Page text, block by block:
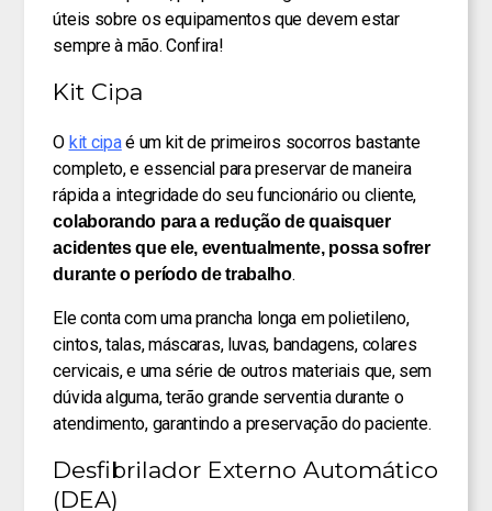
úteis sobre os equipamentos que devem estar
sempre à mão. Confira!
Kit Cipa
O kit cipaé um kit de primeiros socorros bastante
completo, e essencial para preservar de maneira
rápida a integridade do seu funcionário ou cliente,
colaborando para a redução de quaisquer
acidentes que ele, eventualmente, possa sofrer
durante o período de trabalho.
Ele conta com uma prancha longa em polietileno,
cintos, talas, máscaras, luvas, bandagens, colares
cervicais, e uma série de outros materiais que, sem
dúvida alguma, terão grande serventia durante o
atendimento, garantindo a preservação do paciente.
Desfibrilador Externo Automático
(DEA)